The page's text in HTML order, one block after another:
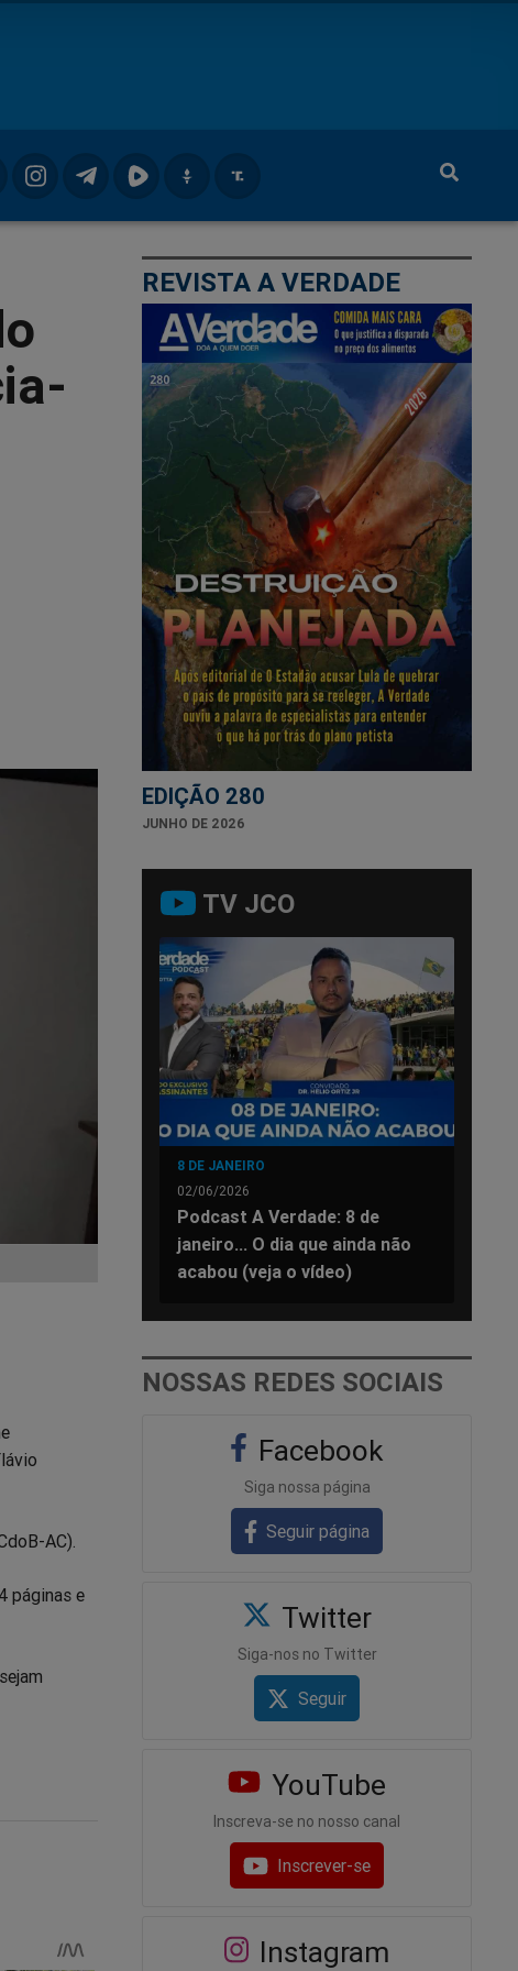
AC).
páginas e
REVISTA A VERDADE
EDIÇÃO 280
JUNHO DE 2026
TV JCO
8 DE JANEIRO
02/06/2026
Podcast A Verdade: 8 de
janeiro... O dia que ainda não
acabou (veja o vídeo)
NOSSAS REDES SOCIAIS
Facebook
Siga nossa página
Seguir página
Twitter
Siga-nos no Twitter
Seguir
YouTube
Inscreva-se no nosso canal
Inscrever-se
Instagram